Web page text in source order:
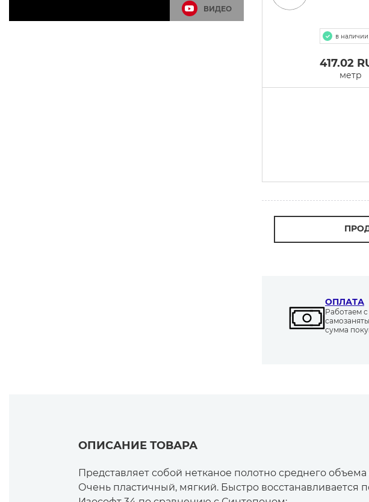
ВИДЕО
в наличии
417.02
метр
ОПЛАТА
Работаем
сумма
ОПИСАНИЕ ТОВАРА
Представляет собой нетканое полотно среднего
Очень пластичный, мягкий. Быстро восстанавливается